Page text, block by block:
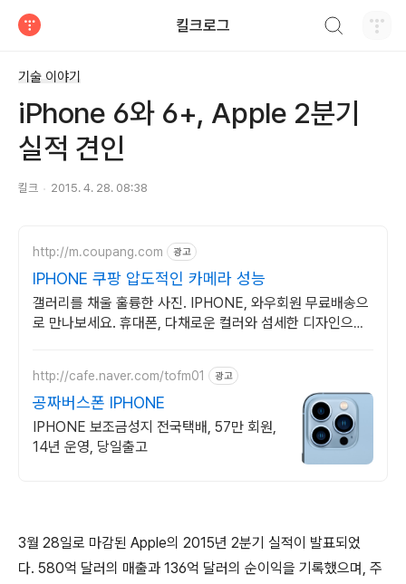
킬크로그
기술 이야기
iPhone 6와 6+, Apple 2분기
실적 견인
킬크 2015. 4. 28. 08:38
http://m.coupang.com 광고
IPHONE 쿠팡 압도적인 카메라 성능
갤러리를 채울 훌륭한 사진. IPHONE, 와우회원 무료배송으
로 만나보세요. 휴대폰, 다채로운 컬러와 섬세한 디자인으로
http://cafe.naver.com/tofm01 광고
공짜버스폰 IPHONE
IPHONE 보조금성지 전국택배, 57만 회원,
14년 운영, 당일출고
3월 28일로 마감된 Apple의 2015년 2분기 실적이 발표되었
다. 580억 달러의 매출과 136억 달러의 순이익을 기록했으며, 주